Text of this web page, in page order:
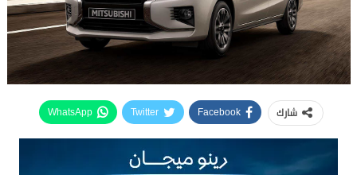
شارك Facebook
Twitter
WhatsApp